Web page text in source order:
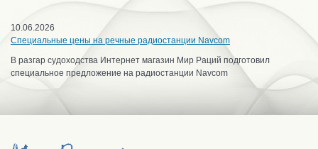
10.06.2026
Специальные цены на речные радиостанции Navcom
В разгар судоходства Интернет магазин Мир Раций подготовил
специальное предложение на радиостанции Navcom